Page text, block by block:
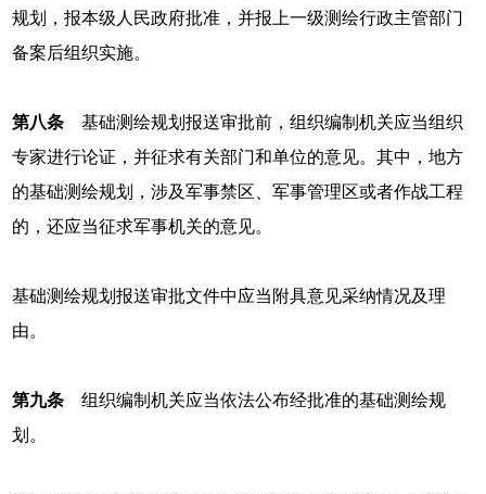
规划，报本级人民政府批准，并报上一级测绘行政主管部门
备案后组织实施。
第八条 基础测绘规划报送审批前，组织编制机关应当组织
专家进行论证，并征求有关部门和单位的意见。其中，地方
的基础测绘规划，涉及军事禁区、军事管理区或者作战工程
的，还应当征求军事机关的意见。
基础测绘规划报送审批文件中应当附具意见采纳情况及理
由。
第九条 组织编制机关应当依法公布经批准的基础测绘规
划。